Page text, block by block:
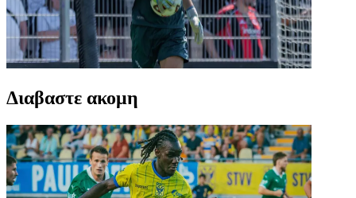
Διαβαστε ακομη